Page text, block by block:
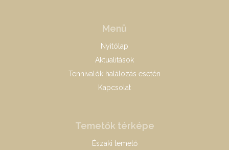
Menü
Nyitólap
Aktualitások
Tennivalók halálozás esetén
Kapcsolat
Temetők térképe
Északi temető